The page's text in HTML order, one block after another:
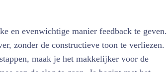
en evenwichtige manier feedback te geven.
zonder de constructieve toon te verliezen.
maak je het makkelijker voor de